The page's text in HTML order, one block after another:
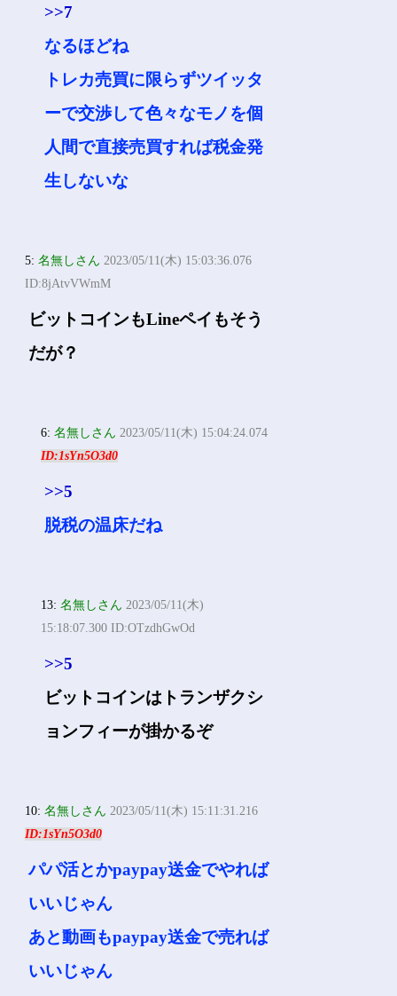
>>7
なるほどね
トレカ売買に限らずツイッタ
ーで交渉して色々なモノを個
人間で直接売買すれば税金発
生しないな
5:名無しさん 2023/05/11(木) 15:03:36.076
ID:8jAtvVWmM
ビットコインもLineペイもそう
だが？
6:名無しさん 2023/05/11(木) 15:04:24.074
ID:1sYn5O3d0
>>5
脱税の温床だね
13:名無しさん 2023/05/11(木)
15:18:07.300 ID:OTzdhGwOd
>>5
ビットコインはトランザクシ
ョンフィーが掛かるぞ
10:名無しさん 2023/05/11(木) 15:11:31.216
ID:1sYn5O3d0
パパ活とかpaypay送金でやれば
いいじゃん
あと動画もpaypay送金で売れば
いいじゃん